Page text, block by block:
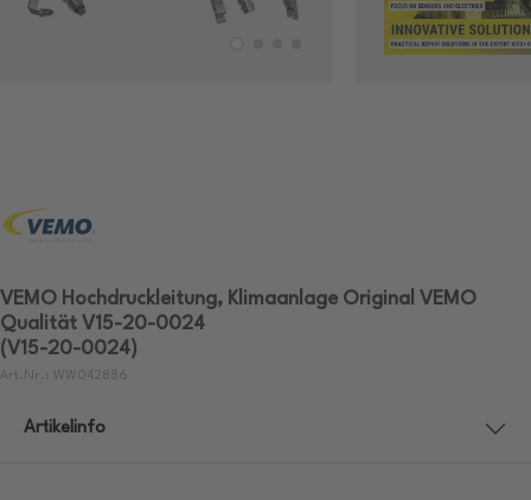
VEMO Hochdruckleitung, Klimaanlage Original VEMO
Qualität V15-20-0024
(V15-20-0024)
Art.Nr.: WW042886
Artikelinfo